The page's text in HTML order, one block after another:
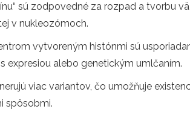
sú zodpovedné za rozpad a tvorbu
v nukleozómoch.
vytvoreným histónmi sú
expresiou alebo genetickým umlčaním.
viac variantov, čo umožňuje
spôsobmi.